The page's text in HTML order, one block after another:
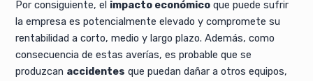
Por consiguiente, el impacto económico que puede sufrir
la empresa es potencialmente elevado y compromete su
rentabilidad a corto, medio y largo plazo. Además, como
consecuencia de estas averías, es probable que se
produzcan accidentes que puedan dañar a otros equipos,